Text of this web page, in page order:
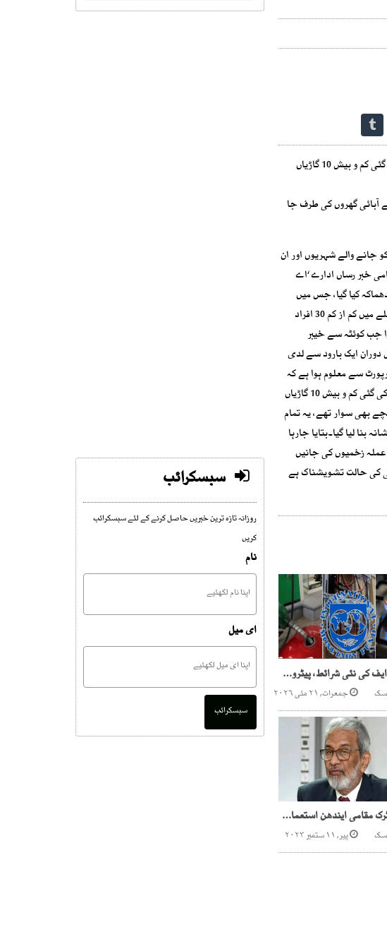
دھماکہ اس قدر شدید تھا ٹرین کی بوگیوں کے پرخچے اڑ گئے، قریبی عمارتوں اور گھروں کے شیشے ٹوٹ گئے اور آس پاس پارک کی گئی کم و بیش 10 گاڑیاں
آبائی گھروں کی طرف جا
جانے والے شہریوں اور ان
50 سے زائد زخمی ہوگئے۔ بین الاقوامی خبر رساں ادارے ‘اے
کیا گیا، جس میں
بڑے پیمانے پر جانی نقصان ہوا ہے، ایک سینیٔر سرکاری اہلکار نے تصدیق کی ہے کہ چمن پھاٹک کے قریب ہونے والے اس بزدلانہ حملے میں کم از کم 30 افراد
وقت ہوا جب کوئٹہ سے خیبر
ایک بارود سے لدی
سے معلوم ہوا ہے کہ
دھماکہ اس قدر شدید تھا کہ ٹرین کی بوگیوں کے پرخچے اڑ گئے، قریبی عمارتوں اور گھروں کے شیشے ٹوٹ گئے اور آس پاس پارک کی گئی کم و بیش 10 گاڑیاں
بھی سوار تھے، یہ تمام
لیا گیا۔بتایا جارہا
زخمیوں کی جانیں
کی حالت تشویشناک ہے
آئی ایم ایف کی نئی شرائط، پیٹرول اور گیس مزید مہنگی ہونے کا خدشہ
جمعرات, ۲۱ مئی ۲۰۲۶
کے الیکٹرک مقامی ایندھن استعمال کرکے سستی بجلی پیدا کرے، نگراں وزیراعلیٰ سندھ
پیر, ۱۱ ستمبر ۲۰۲۳
سبسکرائب
روزانہ تازہ ترین خبریں حاصل کرنے کے لئے سبسکرائب
کریں
نام
ای میل
سبسکرائب